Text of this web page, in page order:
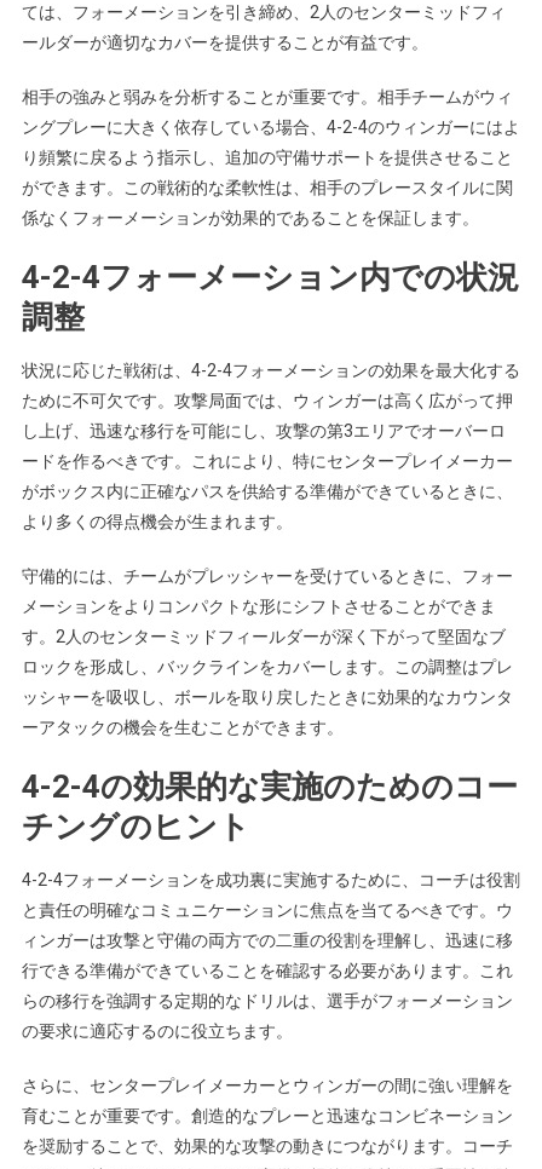
ては、フォーメーションを引き締め、2人のセンターミッドフィ
ールダーが適切なカバーを提供することが有益です。
相手の強みと弱みを分析することが重要です。相手チームがウィ
ングプレーに大きく依存している場合、4-2-4のウィンガーにはよ
り頻繁に戻るよう指示し、追加の守備サポートを提供させること
ができます。この戦術的な柔軟性は、相手のプレースタイルに関
係なくフォーメーションが効果的であることを保証します。
4-2-4フォーメーション内での状況
調整
状況に応じた戦術は、4-2-4フォーメーションの効果を最大化する
ために不可欠です。攻撃局面では、ウィンガーは高く広がって押
し上げ、迅速な移行を可能にし、攻撃の第3エリアでオーバーロ
ードを作るべきです。これにより、特にセンタープレイメーカー
がボックス内に正確なパスを供給する準備ができているときに、
より多くの得点機会が生まれます。
守備的には、チームがプレッシャーを受けているときに、フォー
メーションをよりコンパクトな形にシフトさせることができま
す。2人のセンターミッドフィールダーが深く下がって堅固なブ
ロックを形成し、バックラインをカバーします。この調整はプレ
ッシャーを吸収し、ボールを取り戻したときに効果的なカウンタ
ーアタックの機会を生むことができます。
4-2-4の効果的な実施のためのコー
チングのヒント
4-2-4フォーメーションを成功裏に実施するために、コーチは役割
と責任の明確なコミュニケーションに焦点を当てるべきです。ウ
ィンガーは攻撃と守備の両方での二重の役割を理解し、迅速に移
行できる準備ができていることを確認する必要があります。これ
らの移行を強調する定期的なドリルは、選手がフォーメーション
の要求に適応するのに役立ちます。
さらに、センタープレイメーカーとウィンガーの間に強い理解を
育むことが重要です。創造的なプレーと迅速なコンビネーション
を奨励することで、効果的な攻撃の動きにつながります。コーチ